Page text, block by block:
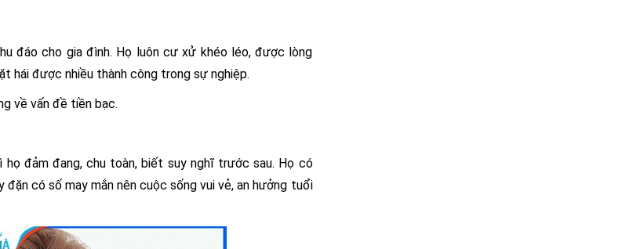
đáo cho gia đình. Họ luôn cư xử khéo léo, được lòng
hái được nhiều thành công trong sự nghiệp.
về vấn đề tiền bạc.
đảm đang, chu toàn, biết suy nghĩ trước sau. Họ có
có số may mắn nên cuộc sống vui vẻ, an hưởng tuổi